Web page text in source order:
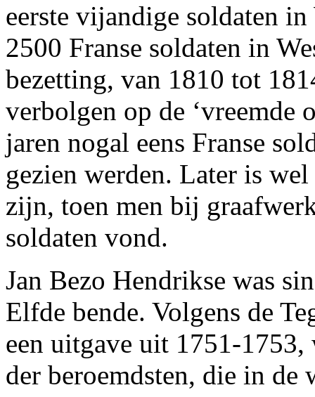
eerste vijandige soldaten
2500 Franse soldaten in
bezetting, van 1810 tot
verbolgen op de ‘vreemde
jaren nogal eens Franse
gezien werden. Later is
zijn, toen men bij
soldaten vond.
Jan Bezo Hendrikse was
Elfde bende. Volgens de
een uitgave uit 1751-1753,
der beroemdsten, die in